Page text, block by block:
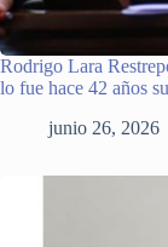
Rodrigo Lara
lo fue hace 42 años
junio 26, 2026